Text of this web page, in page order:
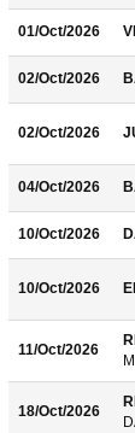
01/Oct/2026
02/Oct/2026
02/Oct/2026
04/Oct/2026
10/Oct/2026
10/Oct/2026
11/Oct/2026
18/Oct/2026